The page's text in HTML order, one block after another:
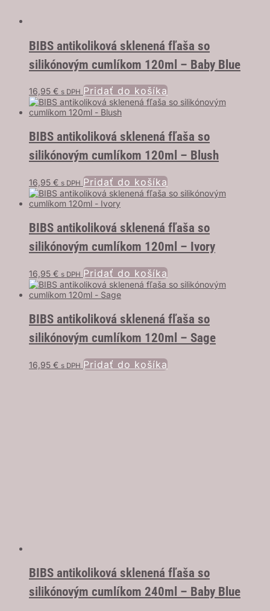
BIBS antikoliková sklenená fľaša so
silikónovým cumlíkom 120ml – Baby Blue
16,95 € s DPH Pridať do košíka
BIBS antikoliková sklenená fľaša so
silikónovým cumlíkom 120ml – Blush
16,95 € s DPH Pridať do košíka
BIBS antikoliková sklenená fľaša so
silikónovým cumlíkom 120ml – Ivory
16,95 € s DPH Pridať do košíka
BIBS antikoliková sklenená fľaša so
silikónovým cumlíkom 120ml – Sage
16,95 € s DPH Pridať do košíka
BIBS antikoliková sklenená fľaša so
silikónovým cumlíkom 240ml – Baby Blue